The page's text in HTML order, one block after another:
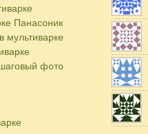
Панасоник
мультиварке
фото